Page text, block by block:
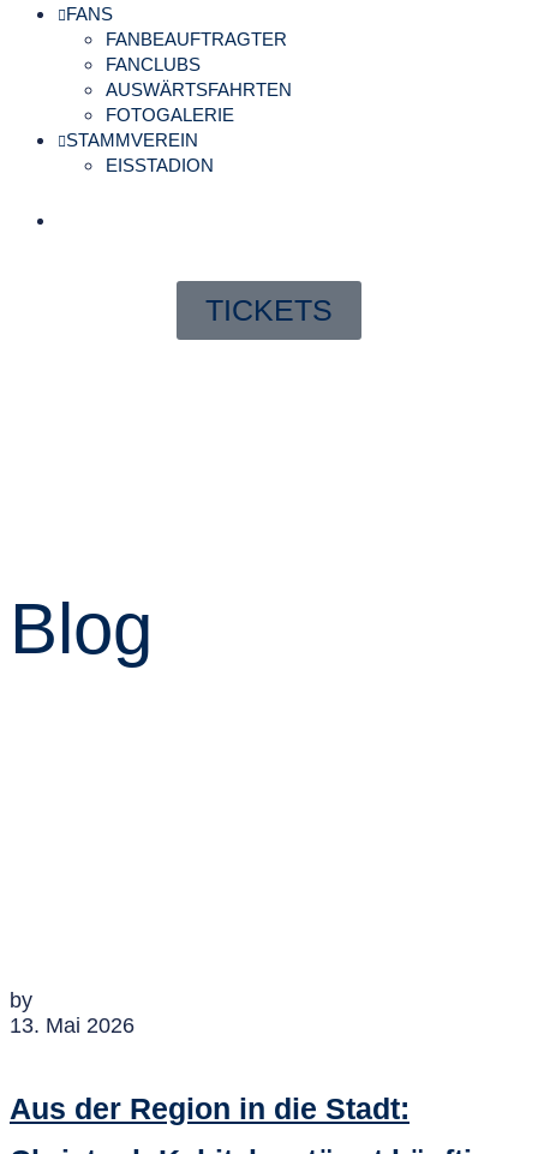
FANS
FANBEAUFTRAGTER
FANCLUBS
AUSWÄRTSFAHRTEN
FOTOGALERIE
STAMMVEREIN
EISSTADION
TICKETS
Blog
by
13. Mai 2026
Aus der Region in die Stadt: